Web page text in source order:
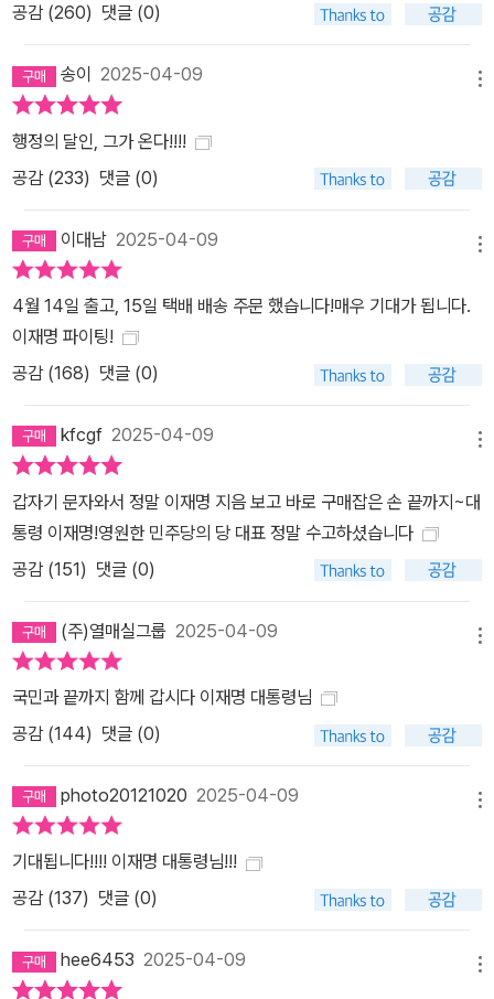
공감 (260) 댓글 (0)
송이 2025-04-09
행정의 달인, 그가 온다!!!!
공감 (233) 댓글 (0)
이대남 2025-04-09
4월 14일 출고, 15일 택배 배송 주문 했습니다!매우 기대가 됩니다.
이재명 파이팅!
공감 (168) 댓글 (0)
kfcgf 2025-04-09
갑자기 문자와서 정말 이재명 지음 보고 바로 구매잡은 손 끝까지~대
통령 이재명!영원한 민주당의 당 대표 정말 수고하셨습니다
공감 (151) 댓글 (0)
(주)열매실그룹 2025-04-09
국민과 끝까지 함께 갑시다 이재명 대통령님
공감 (144) 댓글 (0)
photo20121020 2025-04-09
기대됩니다!!!! 이재명 대통령님!!!
공감 (137) 댓글 (0)
hee6453 2025-04-09